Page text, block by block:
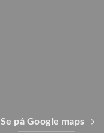
Se på Google maps